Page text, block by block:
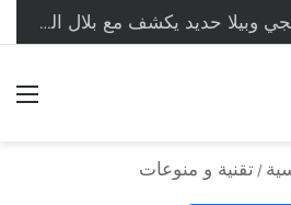
محمد حديد والد جيجي وبيلا حديد يكشف مع بلال العربي محطات من حياته لأول مرة
/ تقنية و منوعات